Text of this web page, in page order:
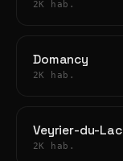
2K hab.
Domancy
2K hab.
Veyrier-du-Lac
2K hab.